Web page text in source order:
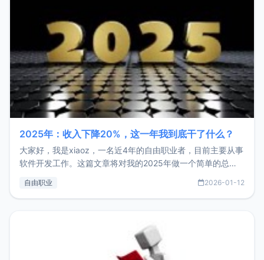
2025年：收入下降20%，这一年我到底干了什么？
大家好，我是xiaoz，一名近4年的自由职业者，目前主要从事
软件开发工作。这篇文章将对我的2025年做一个简单的总
收入下降20%，但却过得很充实，2026年不求突破，但求保
自由职业 2026-01-12